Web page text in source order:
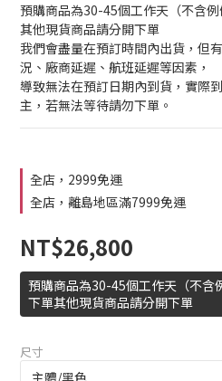
預購商品為30-45個工作天（不含
其他現貨商品請分開下單
我們會盡量在預訂時間內出貨，但
況、廠商延遲、航班延遲等因素，
導致無法在預訂日期內到貨，實際
主，若無法等待請勿下單。
全店，2999免運
全店，離島地區滿7999免運
NT$26,800
預購商品為30-45個工作天（不含
下單其他現貨商品請分開下單
尺寸